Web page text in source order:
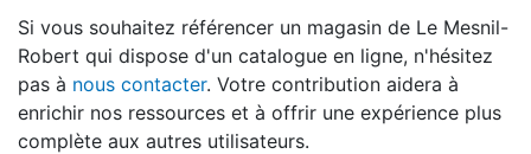
Si vous souhaitez référencer un magasin de Le Mesnil-
Robert qui dispose d'un catalogue en ligne, n'hésitez
pas à nous contacter. Votre contribution aidera à
enrichir nos ressources et à offrir une expérience plus
complète aux autres utilisateurs.